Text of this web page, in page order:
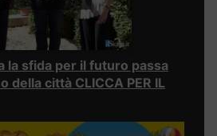
la sfida per il futuro passa
della città CLICCA PER IL